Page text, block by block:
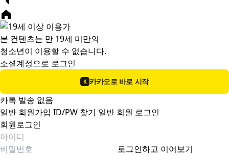
본 컨텐츠는 만 19세 미만의
청소년이 이용할 수 없습니다.
소셜계정으로 로그인
K 카카오로 바로 시작
카톡 발송 없음
일반 회원가입 ID/PW 찾기 일반 회원 로그인
회원로그인
로그인하고 이어보기